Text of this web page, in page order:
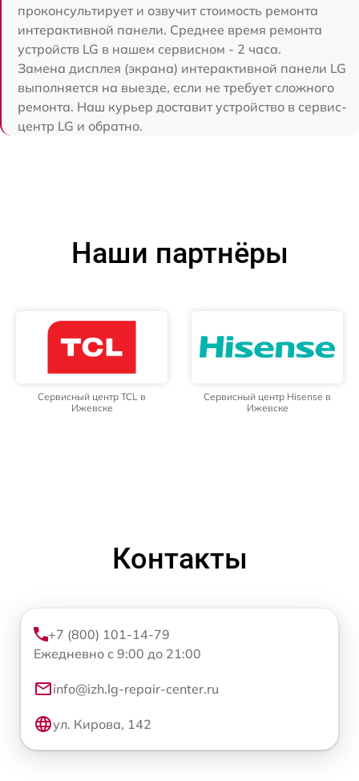
проконсультирует и озвучит стоимость ремонта
интерактивной панели. Среднее время ремонта
устройств LG в нашем сервисном - 2 часа.
Замена дисплея (экрана) интерактивной панели LG
выполняется на выезде, если не требует сложного
ремонта. Наш курьер доставит устройство в сервис-
центр LG и обратно.
Наши партнёры
Сервисный центр TCL в
Ижевске
Сервисный центр Hisense в
Ижевске
Контакты
+7 (800) 101-14-79
Ежедневно с 9:00 до 21:00
info@izh.lg-repair-center.ru
ул. Кирова, 142